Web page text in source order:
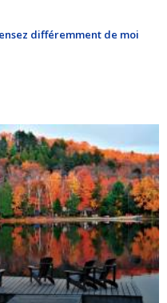
différemment de moi